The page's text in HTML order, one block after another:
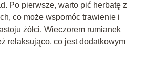
Po pierwsze, warto pić herbatę z
co może wspomóc trawienie i
żółci. Wieczorem rumianek
relaksująco, co jest dodatkowym